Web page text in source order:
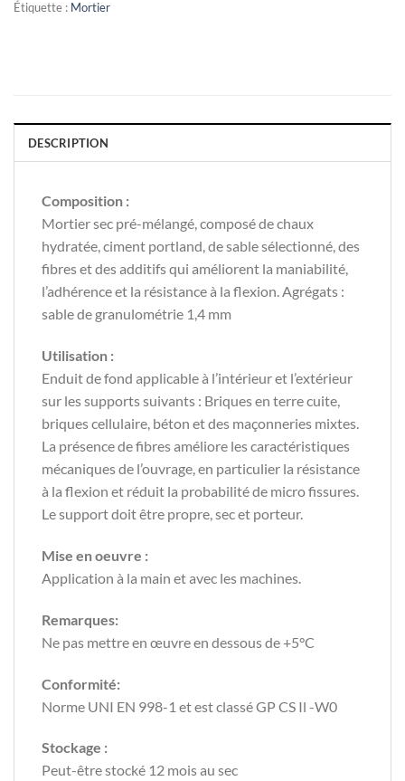
Étiquette : Mortier
DESCRIPTION
Composition :
Mortier sec pré-mélangé, composé de chaux
hydratée, ciment portland, de sable sélectionné, des
fibres et des additifs qui améliorent la maniabilité,
l’adhérence et la résistance à la flexion. Agrégats :
sable de granulométrie 1,4 mm
Utilisation :
Enduit de fond applicable à l’intérieur et l’extérieur
sur les supports suivants : Briques en terre cuite,
briques cellulaire, béton et des maçonneries mixtes.
La présence de fibres améliore les caractéristiques
mécaniques de l’ouvrage, en particulier la résistance
à la flexion et réduit la probabilité de micro fissures.
Le support doit être propre, sec et porteur.
Mise en oeuvre :
Application à la main et avec les machines.
Remarques:
Ne pas mettre en œuvre en dessous de +5°C
Conformité:
Norme UNI EN 998-1 et est classé GP CS Il -W0
Stockage :
Peut-être stocké 12 mois au sec